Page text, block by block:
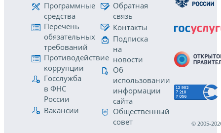
Программные
средства
Перечень
обязательных
требований
Противодействие
коррупции
Госслужба
в ФНС
России
Вакансии
Обратная
связь
Контакты
Подписка
на
новости
Об
использовании
информации
сайта
Общественный
совет
© 2005-